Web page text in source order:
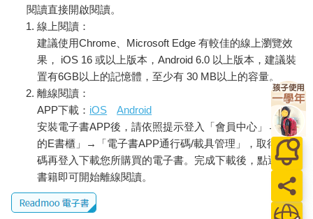
閱讀直接開啟閱讀。
線上閱讀：
建議使用Chrome、Microsoft Edge 有較佳的線上瀏覽效
果， iOS 16 或以上版本，Android 6.0 以上版本，建議裝
置有6GB以上的記憶體，至少有 30 MB以上的容量。
離線閱讀：
APP下載： iOS
Android
安裝電子書APP後，請依照提示登入「會員中心」→「我
的E書櫃」→「電子書APP通行碼/載具管理」，取得通行
碼再登入下載您所購買的電子書。完成下載後，點選任一
書籍即可開始離線閱讀。